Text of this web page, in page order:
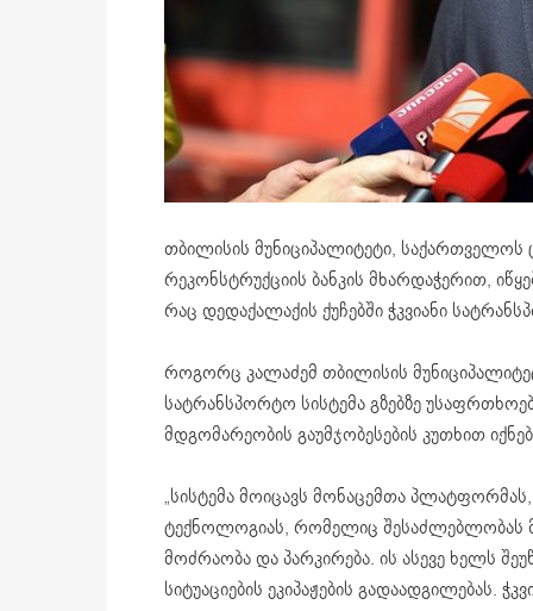
თბილისის მუნიციპალიტეტი,
რეკონსტრუქციის ბანკის მხარდაჭერით,
რაც დედაქალაქის ქუჩებში ჭკვიანი
როგორც კალაძემ თბილისის
სატრანსპორტო სისტემა გზებზე
მდგომარეობის გაუმჯობესების კუთხით
„სისტემა მოიცავს მონაცემთა
ტექნოლოგიას, რომელიც
მოძრაობა და პარკირება. ის ასევე ხელს
სიტუაციების ეკიპაჟების გადაადგილებას.